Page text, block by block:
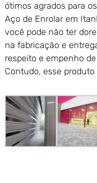
ótimos agrados para
Aço de Enrolar em
você pode não ter
na fabricação e
respeito e empenho
Contudo, esse